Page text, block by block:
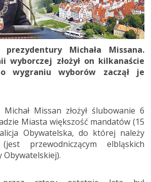
Michała Missana.
wyborczej złożył on kilkanaście
wygraniu wyborów zaczął je
Missan złożył ślubowanie 6
Miasta większość mandatów (15
Obywatelska, do której należy
przewodniczącym elbląskich